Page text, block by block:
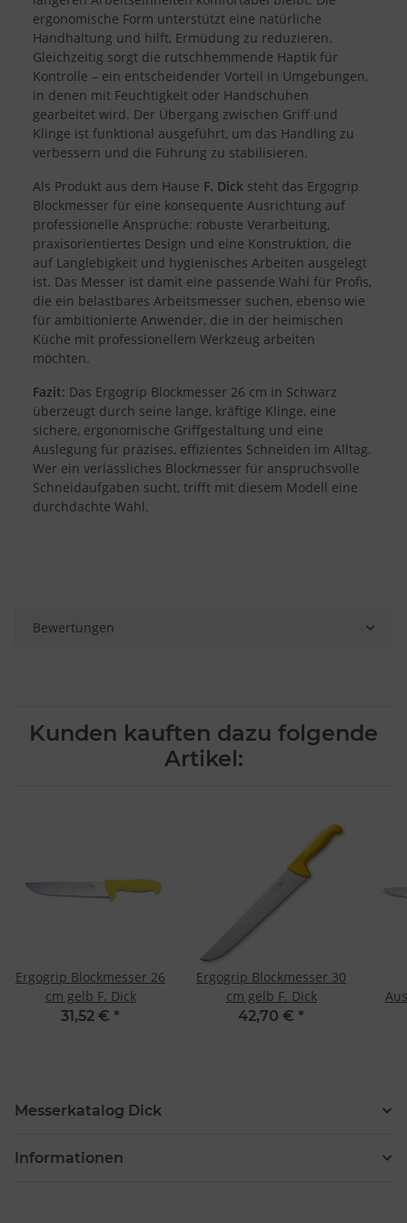
ergonomische Form unterstützt eine natürliche
Handhaltung und hilft, Ermüdung zu reduzieren.
Gleichzeitig sorgt die rutschhemmende Haptik für
Kontrolle – ein entscheidender Vorteil in Umgebungen,
in denen mit Feuchtigkeit oder Handschuhen
gearbeitet wird. Der Übergang zwischen Griff und
Klinge ist funktional ausgeführt, um das Handling zu
verbessern und die Führung zu stabilisieren.
Als Produkt aus dem Hause F. Dick steht das Ergogrip
Blockmesser für eine konsequente Ausrichtung auf
professionelle Ansprüche: robuste Verarbeitung,
praxisorientiertes Design und eine Konstruktion, die
auf Langlebigkeit und hygienisches Arbeiten ausgelegt
ist. Das Messer ist damit eine passende Wahl für Profis,
die ein belastbares Arbeitsmesser suchen, ebenso wie
für ambitionierte Anwender, die in der heimischen
Küche mit professionellem Werkzeug arbeiten
möchten.
Fazit: Das Ergogrip Blockmesser 26 cm in Schwarz
überzeugt durch seine lange, kräftige Klinge, eine
sichere, ergonomische Griffgestaltung und eine
Auslegung für präzises, effizientes Schneiden im Alltag.
Wer ein verlässliches Blockmesser für anspruchsvolle
Schneidaufgaben sucht, trifft mit diesem Modell eine
durchdachte Wahl.
Bewertungen
Kunden kauften dazu folgende
Artikel:
Ergogrip Blockmesser 26
cm gelb F. Dick
31,52 € *
Ergogrip Blockmesser 30
cm gelb F. Dick
42,70 € *
Messerkatalog Dick
Informationen
Zwecke der Datenverarbeitung durch unsere Partner:
Speichern von oder Zugriff auf Informationen auf einem Endgerät
Verwendung reduzierter Daten zur Auswahl von Werbeanzeigen
Erstellung von Profilen für personalisierte Werbung
Verwendung von Profilen zur Auswahl personalisierter Werbung
Erstellung von Profilen zur Personalisierung von Inhalten
Verwendung von Profilen zur Auswahl personalisierter Inhalte
Messung der Werbeleistung
Messung der Performance von Inhalten
von Daten aus verschiedenen Quellen
Entwicklung und Verbesserung der Angebote
Verwendung reduzierter Daten zur Auswahl von Inhalten
Besondere Features:
Verwendung genauer Standortdaten
Endgeräteeigenschaften zur Identifikation aktiv abfragen